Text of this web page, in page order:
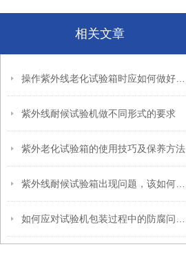
相关文章
紫外线耐候试验机做不同形式的要求
紫外老化试验箱的使用技巧及保养方法